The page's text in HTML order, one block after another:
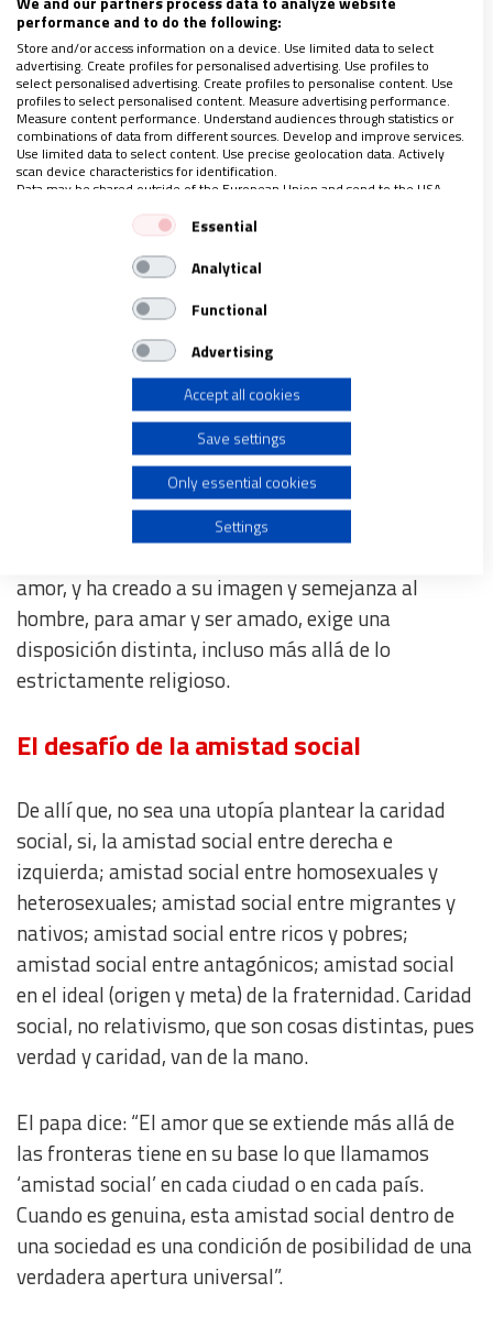
Amistad social, como reflejo del amor
El papa Francisco es uno de los pocos, sino el único,
en plantear una forma de amor, en la perspectiva
humana, denominada amistad social, pues el amor,
en la antropología cristiana tiene una dimensión
La antropología cristiana evoca la antropología del
don, y la palabra don viene de la misma raíz griega
de caridad, por tanto, es un don o regalo que se
ofrece desde la gratuidad; y lo primero que se nos
ha dado de gratis, es el amor de Dios, pues Dios es
amor, es caridad, es ágape, es don que se entrega.
Pero esta verdad puede quedar encerrada en el
ámbito religioso, y la amistad social, como
amor, y ha creado a su imagen y semejanza al
hombre, para amar y ser amado, exige una
disposición distinta, incluso más allá de lo
estrictamente religioso.
El desafío de la amistad social
De allí que, no sea una utopía plantear la caridad
social, si, la amistad social entre derecha e
izquierda; amistad social entre homosexuales y
heterosexuales; amistad social entre migrantes y
nativos; amistad social entre ricos y pobres;
amistad social entre antagónicos; amistad social
en el ideal (origen y meta) de la fraternidad. Caridad
social, no relativismo, que son cosas distintas, pues
verdad y caridad, van de la mano.
El papa dice: “El amor que se extiende más allá de
las fronteras tiene en su base lo que llamamos
‘amistad social’ en cada ciudad o en cada país.
Cuando es genuina, esta amistad social dentro de
una sociedad es una condición de posibilidad de una
verdadera apertura universal”.
performance and to do the following:
Store and/or access information on a device. Use limited data to select
advertising. Create profiles for personalised advertising. Use profiles to
select personalised advertising. Create profiles to personalise content. Use
profiles to select personalised content. Measure advertising performance.
Measure content performance. Understand audiences through statistics or
combinations of data from different sources. Develop and improve services.
Use limited data to select content. Use precise geolocation data. Actively
scan device characteristics for identification.
Data may be shared outside of the European Union and send to the USA.
Your consent and the cookie policy applies solely to this website/app.
View Partner List (1 IAB Vendors)
We use your data for the following purposes:
IAB processing purposes:
Use limited data to select advertising
Create profiles for personalised advertising
Use profiles to select personalised advertising
Create profiles to personalise content
Use profiles to select personalised content
Understand audiences through statistics or combinations
of data from different sources
Develop and improve services
Use limited data to select content
IAB Special Features:
Use precise geolocation data
Identify devices based on information actively requested
Non-IAB processing purposes:
Essential
Analytical
Essential
Analytical
Functional
Advertising
Accept all cookies
Save settings
Only essential cookies
Settings